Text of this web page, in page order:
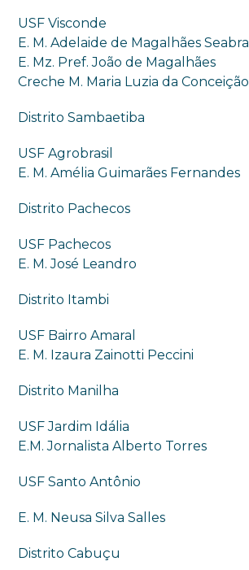
USF Visconde
E. M. Adelaide de Magalhães Seabra
E. Mz. Pref. João de Magalhães
Creche M. Maria Luzia da Conceição
Distrito Sambaetiba
USF Agrobrasil
E. M. Amélia Guimarães Fernandes
Distrito Pachecos
USF Pachecos
E. M. José Leandro
Distrito Itambi
USF Bairro Amaral
E. M. Izaura Zainotti Peccini
Distrito Manilha
USF Jardim Idália
E.M. Jornalista Alberto Torres
USF Santo Antônio
E. M. Neusa Silva Salles
Distrito Cabuçu